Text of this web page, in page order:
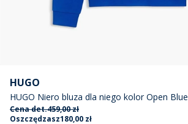
HUGO
HUGO Niero bluza dla niego kolor Open Blue
Cena det.459,00 zł
Oszczędzasz180,00 zł